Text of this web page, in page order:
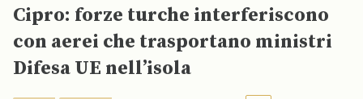
Cipro: forze turche interferiscono
con aerei che trasportano ministri
Difesa UE nell’isola